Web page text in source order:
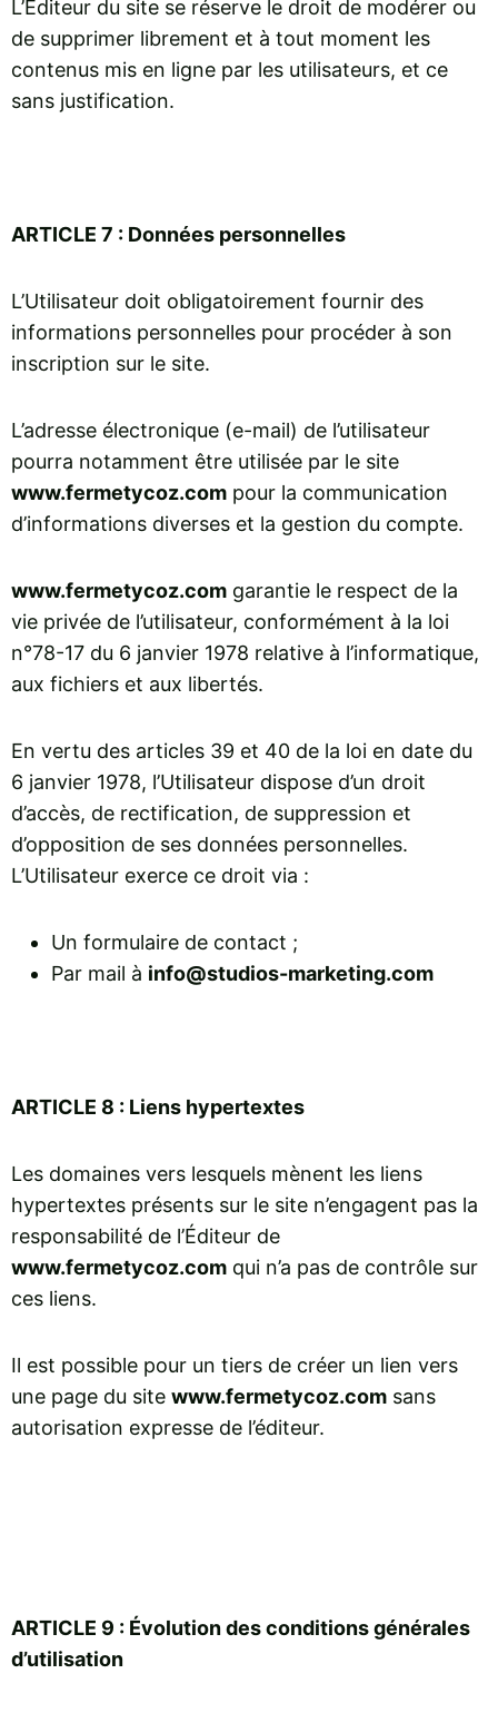
L’Éditeur du site se réserve le droit de modérer ou
de supprimer librement et à tout moment les
contenus mis en ligne par les utilisateurs, et ce
sans justification.
ARTICLE 7 : Données personnelles
L’Utilisateur doit obligatoirement fournir des
informations personnelles pour procéder à son
inscription sur le site.
L’adresse électronique (e-mail) de l’utilisateur
pourra notamment être utilisée par le site
www.fermetycoz.com pour la communication
d’informations diverses et la gestion du compte.
www.fermetycoz.com garantie le respect de la
vie privée de l’utilisateur, conformément à la loi
n°78-17 du 6 janvier 1978 relative à l’informatique,
aux fichiers et aux libertés.
En vertu des articles 39 et 40 de la loi en date du
6 janvier 1978, l’Utilisateur dispose d’un droit
d’accès, de rectification, de suppression et
d’opposition de ses données personnelles.
L’Utilisateur exerce ce droit via :
Un formulaire de contact ;
Par mail à info@studios-marketing.com
ARTICLE 8 : Liens hypertextes
Les domaines vers lesquels mènent les liens
hypertextes présents sur le site n’engagent pas la
responsabilité de l’Éditeur de
www.fermetycoz.com qui n’a pas de contrôle sur
ces liens.
Il est possible pour un tiers de créer un lien vers
une page du site www.fermetycoz.com sans
autorisation expresse de l’éditeur.
ARTICLE 9 : Évolution des conditions générales
d’utilisation